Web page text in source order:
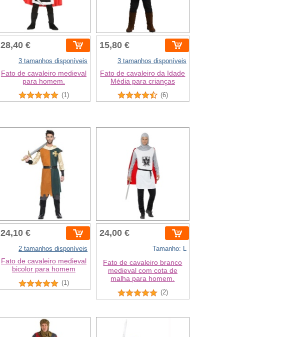
28,40 €
3 tamanhos disponíveis
Fato de cavaleiro medieval
para homem.
(1)
15,80 €
3 tamanhos disponíveis
Fato de cavaleiro da Idade
Média para crianças
(6)
24,10 €
2 tamanhos disponíveis
Fato de cavaleiro medieval
bicolor para homem
(1)
24,00 €
Tamanho: L
Fato de cavaleiro branco
medieval com cota de
malha para homem.
(2)